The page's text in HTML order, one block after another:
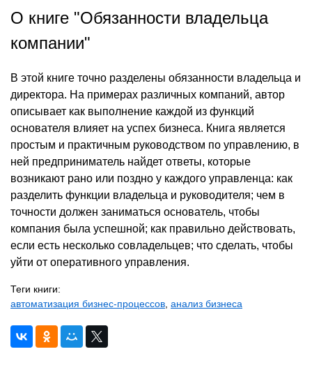
О книге "Обязанности владельца
компании"
В этой книге точно разделены обязанности владельца и
директора. На примерах различных компаний, автор
описывает как выполнение каждой из функций
основателя влияет на успех бизнеса. Книга является
простым и практичным руководством по управлению, в
ней предприниматель найдет ответы, которые
возникают рано или поздно у каждого управленца: как
разделить функции владельца и руководителя; чем в
точности должен заниматься основатель, чтобы
компания была успешной; как правильно действовать,
если есть несколько совладельцев; что сделать, чтобы
уйти от оперативного управления.
Теги книги:
автоматизация бизнес-процессов анализ бизнеса